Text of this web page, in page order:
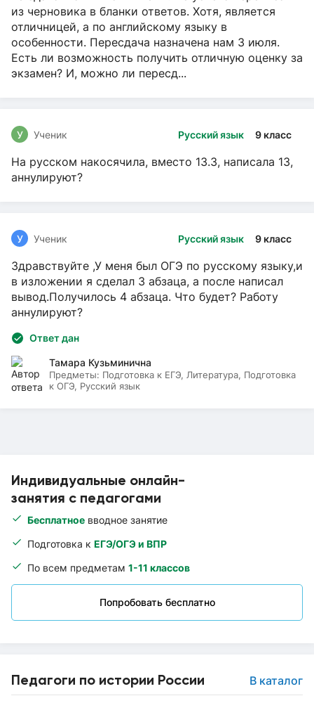
Индивидуальные онлайн-
занятия с педагогами
Бесплатное вводное занятие
Подготовка к ЕГЭ/ОГЭ и ВПР
По всем предметам 1-11 классов
Попробовать бесплатно
Педагоги по истории России В каталог
из черновика в бланки ответов. Хотя, является
отличницей, а по английскому языку в
особенности. Пересдача назначена нам 3 июля.
Есть ли возможность получить отличную оценку за
экзамен? И, можно ли пересд...
Русский язык 9 класс
У Ученик
На русском накосячила, вместо 13.3, написала 13,
аннулируют?
Русский язык 9 класс
У Ученик
Здравствуйте ,У меня был ОГЭ по русскому языку,и
в изложении я сделал 3 абзаца, а после написал
вывод.Получилось 4 абзаца. Что будет? Работу
аннулируют?
Ответ дан
Тамара Кузьминична
Предметы: Подготовка к ЕГЭ, Литература, Подготовка
к ОГЭ, Русский язык